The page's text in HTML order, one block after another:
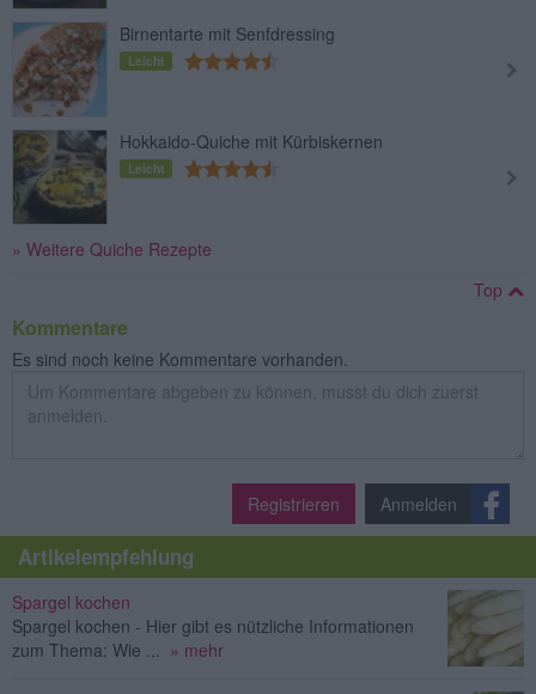
Birnentarte mit Senfdressing
Leicht
Hokkaido-Quiche mit Kürbiskernen
Leicht
» Weitere Quiche Rezepte
Top
Kommentare
Es sind noch keine Kommentare vorhanden.
Registrieren Anmelden
Artikelempfehlung
Spargel kochen
Spargel kochen - Hier gibt es nützliche Informationen
zum Thema: Wie ... » mehr